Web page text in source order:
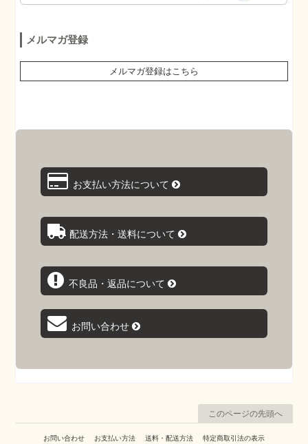
メルマガ登録
メルマガ登録はこちら
お支払い方法について
配送方法・送料について
不良品・返品について
お問い合わせ
このページの先頭へ
お問い合わせ お支払い方法 送料・配送方法 特定商取引法の表示